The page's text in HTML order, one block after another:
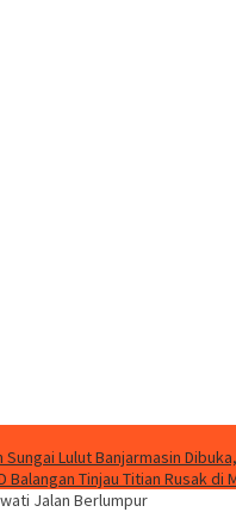
Sungai Lulut Banjarmasin
Balangan Tinjau Titian Rusak di
Jalan Berlumpur